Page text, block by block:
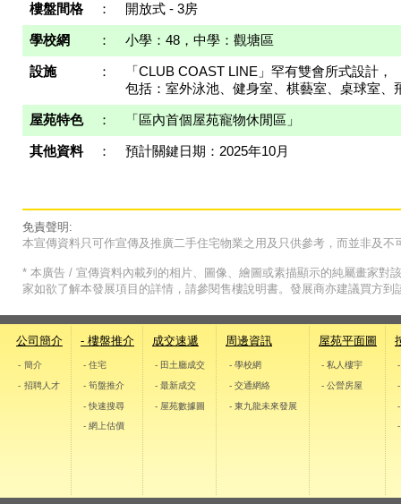
樓盤間格 ： 開放式 - 3房
學校網 ： 小學：48，中學：觀塘區
設施 ：
「CLUB COAST LINE」罕有雙會所式設計，
包括：室外泳池、健身室、棋藝室、桌球室
屋苑特色 ： 「區內首個屋苑寵物休閒區」
其他資料 ： 預計關鍵日期：2025年10月
免責聲明:
本宣傳資料只可作宣傳及推廣二手住宅物業之用及只供參考，而並非及
* 本廣告 / 宣傳資料內載列的相片、圖像、繪圖或素描顯示的純屬畫家對
家如欲了解本發展項目的詳情，請參閱售樓說明書。發展商亦建議買方
公司簡介
- 簡介
- 招聘人才
- 樓盤推介
- 住宅
- 筍盤推介
- 快速搜尋
- 網上估價
成交速遞
- 田土廳成交
- 最新成交
- 屋苑數據圖
周邊資訊
- 學校網
- 交通網絡
- 東九龍未來發展
屋苑平面圖
- 私人樓宇
- 公營房屋